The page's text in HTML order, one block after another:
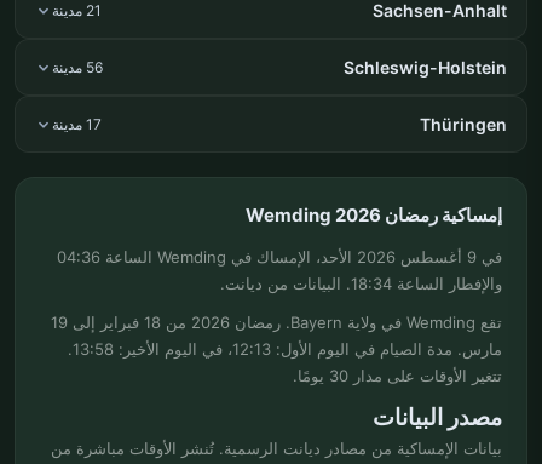
Sachsen-Anhalt 21 مدينة
Schleswig-Holstein 56 مدينة
Thüringen 17 مدينة
إمساكية رمضان Wemding 2026
في 9 أغسطس 2026 الأحد، الإمساك في Wemding الساعة 04:36
والإفطار الساعة 18:34. البيانات من ديانت.
تقع Wemding في ولاية Bayern. رمضان 2026 من 18 فبراير إلى 19
مارس. مدة الصيام في اليوم الأول: 12:13، في اليوم الأخير: 13:58.
تتغير الأوقات على مدار 30 يومًا.
مصدر البيانات
بيانات الإمساكية من مصادر ديانت الرسمية. تُنشر الأوقات مباشرة من